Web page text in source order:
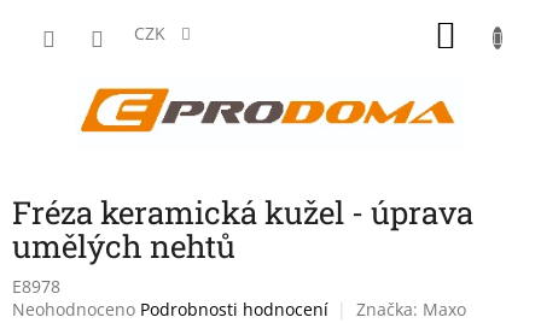
CZK
Fréza keramická kužel - úprava
umělých nehtů
E8978
Průměrné
Neohodnoceno Podrobnosti hodnocení Značka: Maxo